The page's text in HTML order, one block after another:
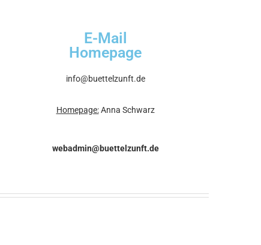
E-Mail
Homepage
info@buettelzunft.de
Homepage:Anna Schwarz
webadmin@buettelzunft.de